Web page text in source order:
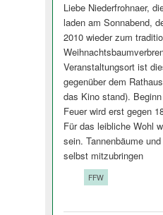
Liebe Niederfrohnaer,
laden am Sonnabend,
2010 wieder zum
Veranstaltungsort ist
gegenüber dem
das Kino stand).
Feuer wird erst gegen
Für das leibliche Wohl
sein. Tannenbäume
selbst mitzubringen
FFW